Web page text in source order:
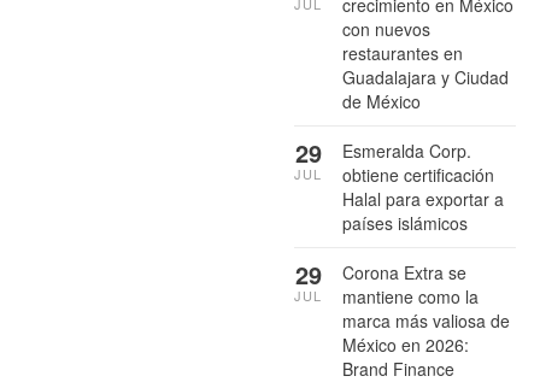
con nuevos
restaurantes en
Guadalajara y Ciudad
de México
Esmeralda Corp.
obtiene certificación
Halal para exportar a
países islámicos
29
JUL
Corona Extra se
mantiene como la
marca más valiosa de
México en 2026:
Brand Finance
29
JUL